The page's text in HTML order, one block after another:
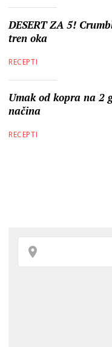
DESERT ZA 5!
tren oka
RECEPTI
Umak od kopra na 2
načina
RECEPTI